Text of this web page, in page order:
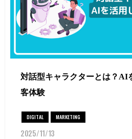
対話型キャラクターとは？AI
客体験
DIGITAL MARKETING
2025/11/13